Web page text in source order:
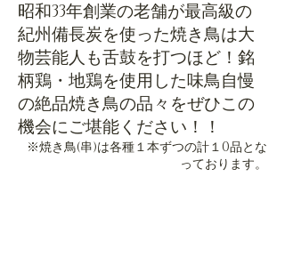
昭和33年創業の老舗が最高級の
紀州備長炭を使った焼き鳥は大
物芸能人も舌鼓を打つほど！銘
柄鶏・地鶏を使用した味鳥自慢
の絶品焼き鳥の品々をぜひこの
機会にご堪能ください！！
※焼き鳥(串)は各種１本ずつの計１0品とな
っております。